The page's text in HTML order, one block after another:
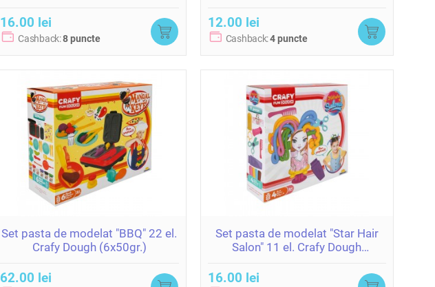
16.00 lei
Cashback:8 puncte
12.00 lei
Cashback:4 puncte
Set pasta de modelat "BBQ" 22 el.
Crafy Dough (6x50gr.)
62.00 lei
Set pasta de modelat "Star Hair
Salon" 11 el. Crafy Dough
16.00 lei